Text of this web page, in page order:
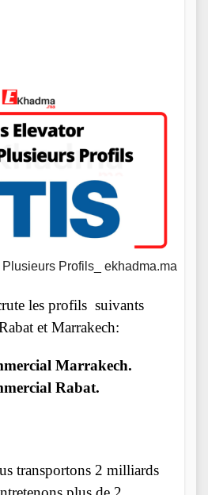
Profils_ ekhadma.ma
les profils suivants
et Marrakech:
Marrakech.
Rabat.
transportons 2 milliards